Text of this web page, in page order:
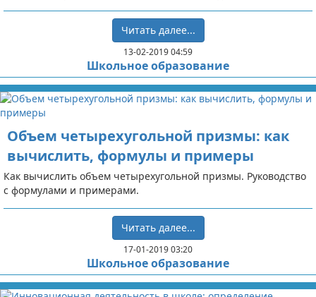
Читать далее...
13-02-2019 04:59
Школьное образование
Объем четырехугольной призмы: как
вычислить, формулы и примеры
Как вычислить объем четырехугольной призмы. Руководство
с формулами и примерами.
Читать далее...
17-01-2019 03:20
Школьное образование